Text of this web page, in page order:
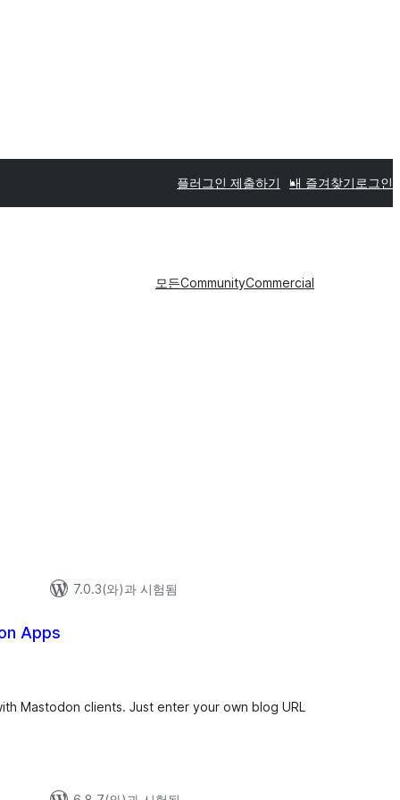
플러그인 제출하기 내 즐겨찾기 로그인
모든CommunityCommercial
7.0.3(와)과 시험됨
Apps
Mastodon clients. Just enter your own blog URL